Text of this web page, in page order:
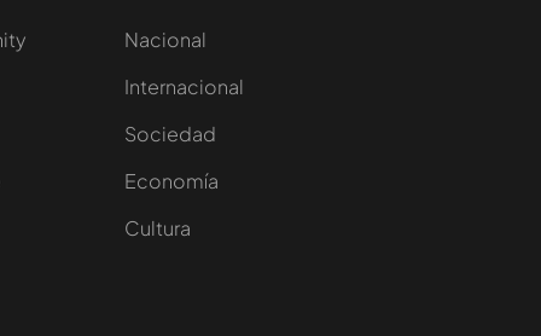
Nacional
Internacional
Sociedad
Economía
Cultura